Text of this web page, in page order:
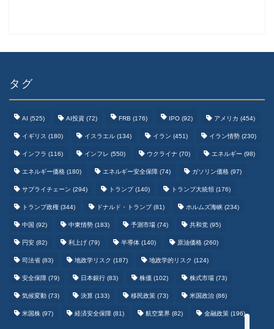
タグ
AI (525) AI投資 (72) FRB (176) IPO (92) アメリカ (454)
イギリス (180) イスラエル (134) イラン (451) イラン情勢 (230)
インフラ (116) インフレ (550) ウクライナ (70) エネルギー (98)
エネルギー価格 (180) エネルギー安全保障 (74) ガソリン価格 (97)
サプライチェーン (294) トランプ(140) トランプ大統領 (176)
トランプ政権 (344) ドナルド・トランプ(81) ホルムズ海峡 (234)
中国 (92) 中東情勢 (183) 予測市場 (74) 共和党 (95)
円安 (82) 利上げ (79) 半導体 (140) 原油価格 (260)
司法省 (83) 地政学リスク (187) 地政学的リスク (124)
安全保障 (79) 日本銀行 (83) 株価 (102) 株式市場 (73)
気候変動 (73) 決算 (133) 移民政策 (73) 米国政治 (86)
米国株 (97) 経済安全保障 (81) 航空業界 (82) 金融政策 (196)
野球まとめ
サッカーまとめ